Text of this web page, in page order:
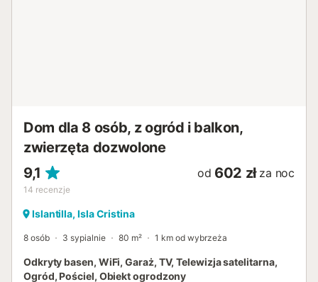
Dom dla 8 osób, z ogród i balkon,
zwierzęta dozwolone
9,1
14 recenzje
od 602 zł za noc
Islantilla, Isla Cristina
8 osób 3 sypialnie 80 m² 1 km od wybrzeża
Odkryty basen, WiFi, Garaż, TV, Telewizja satelitarna,
Ogród, Pościel, Obiekt ogrodzony